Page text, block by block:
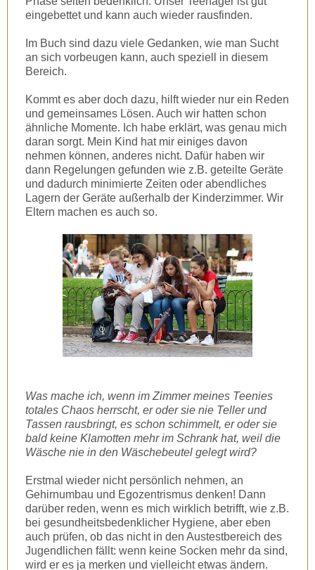
eingebettet und kann auch wieder rausfinden.
Im Buch sind dazu viele Gedanken, wie man Sucht
an sich vorbeugen kann, auch speziell in diesem
Bereich.
Kommt es aber doch dazu, hilft wieder nur ein Reden
und gemeinsames Lösen. Auch wir hatten schon
ähnliche Momente. Ich habe erklärt, was genau mich
daran sorgt. Mein Kind hat mir einiges davon
nehmen können, anderes nicht. Dafür haben wir
dann Regelungen gefunden wie z.B. geteilte Geräte
und dadurch minimierte Zeiten oder abendliches
Lagern der Geräte außerhalb der Kinderzimmer. Wir
Eltern machen es auch so.
Was mache ich, wenn im Zimmer meines Teenies
totales Chaos herrscht, er oder sie nie Teller und
Tassen rausbringt, es schon schimmelt, er oder sie
bald keine Klamotten mehr im Schrank hat, weil die
Wäsche nie in den Wäschebeutel gelegt wird?
Erstmal wieder nicht persönlich nehmen, an
Gehirnumbau und Egozentrismus denken! Dann
darüber reden, wenn es mich wirklich betrifft, wie z.B.
bei gesundheitsbedenklicher Hygiene, aber eben
auch prüfen, ob das nicht in den Austestbereich des
Jugendlichen fällt: wenn keine Socken mehr da sind,
wird er es ja merken und vielleicht etwas ändern.